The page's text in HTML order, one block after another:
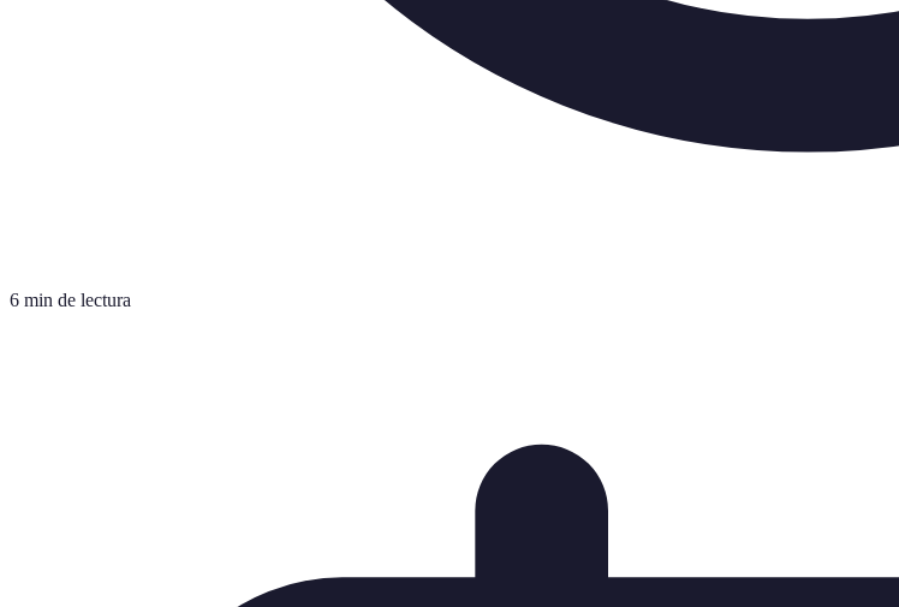
6 min de lectura